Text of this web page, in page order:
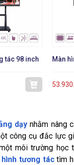
tác 98 inch Màn
dạy nhằm nâng
công cụ đắc lực
môi trường
hình tương táctìm